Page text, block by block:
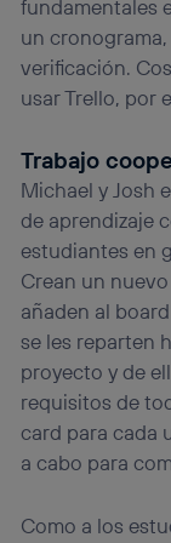
fundamentales
un
verificación.
usar Trello, por
Trabajo
Michael y Josh
de aprendizaje
estudiantes en
Crean un
añaden al
se les reparten
proyecto y de
requisitos de
card para cada
a cabo para
Como a los
el marketing
actividades
que hayan
Si utilizas
navegación
Puedes
“Administrar
visitando el
la política de